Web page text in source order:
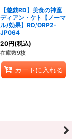
【遊戯RD】美食の神童
ディアン・ケト【ノーマ
ル/効果】RD/ORP2-
JP064
20円(税込)
在庫数9枚
カートに入れる